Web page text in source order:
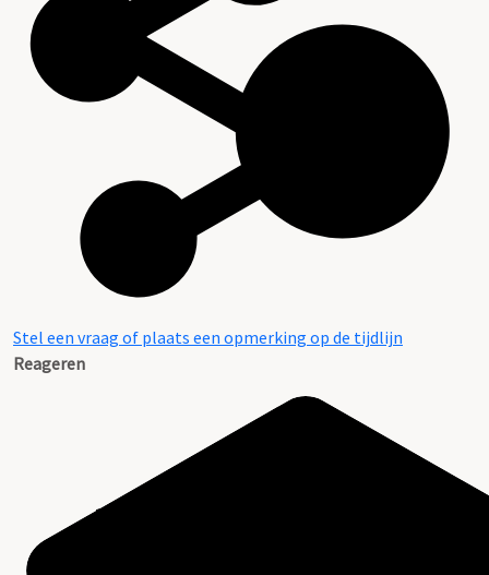
Stel een vraag of plaats een opmerking op de tijdlijn
Reageren